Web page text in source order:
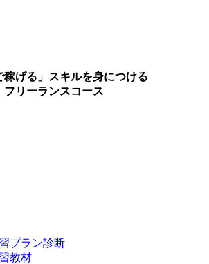
稼げる」スキルを身につける
フリーランスコース
プラン診断
教材